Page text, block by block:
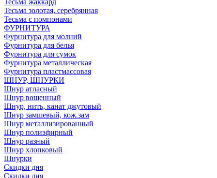
Тесьма жаккард
Тесьма золотая, серебрянная
Тесьма с помпонами
ФУРНИТУРА
Фурнитура для молний
Фурнитура для белья
Фурнитура для сумок
Фурнитура металлическая
Фурнитура пластмассовая
ШНУР, ШНУРКИ
Шнур атласный
Шнур вощенный
Шнур, нить, канат джутовый
Шнур замшевый, кож.зам
Шнур металлизированный
Шнур полиэфирный
Шнур разный
Шнур хлопковый
Шнурки
Скидки дня
Скидки дня